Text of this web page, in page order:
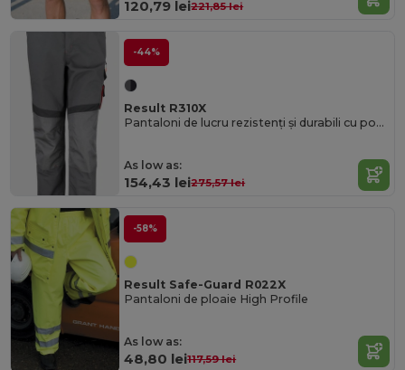
120,79 lei221,85 lei
-44%
Result R310X
Pantaloni de lucru rezistenți și durabili cu potrivire ajustabilă Result
As low as:
154,43 lei275,57 lei
-58%
Result Safe-Guard R022X
Pantaloni de ploaie High Profile
As low as:
48,80 lei117,59 lei